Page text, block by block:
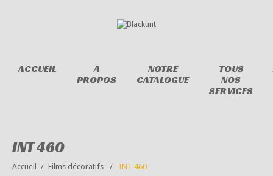
ACCUEIL
A
PROPOS
NOTRE
CATALOGUE
TOUS
NOS
SERVICES
INT 460
Accueil Films décoratifs INT 460